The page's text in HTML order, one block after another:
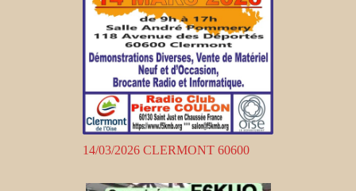
14/03/2026 CLERMONT 60600